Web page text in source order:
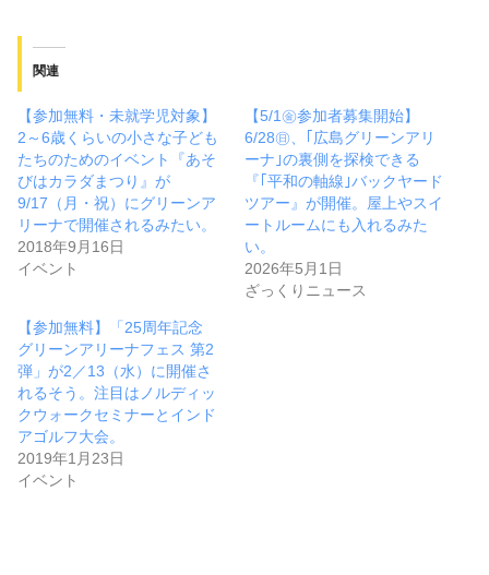
関連
【参加無料・未就学児対象】
2～6歳くらいの小さな子ども
たちのためのイベント『あそ
びはカラダまつり』が
9/17（月・祝）にグリーンア
リーナで開催されるみたい。
2018年9月16日
イベント
【5/1㊎参加者募集開始】
6/28㊐、｢広島グリーンアリ
ーナ｣の裏側を探検できる
『｢平和の軸線｣バックヤード
ツアー』が開催。屋上やスイ
ートルームにも入れるみた
い。
2026年5月1日
ざっくりニュース
【参加無料】「25周年記念
グリーンアリーナフェス 第2
弾」が2／13（水）に開催さ
れるそう。注目はノルディッ
クウォークセミナーとインド
アゴルフ大会。
2019年1月23日
イベント